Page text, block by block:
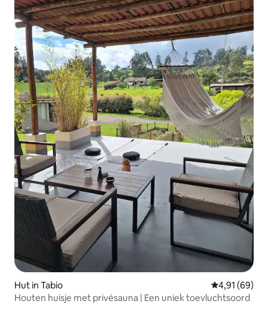
Hut in Tabio Gemiddelde
4,91 (69)
Houten huisje met privésauna | Een uniek toevluchtsoord